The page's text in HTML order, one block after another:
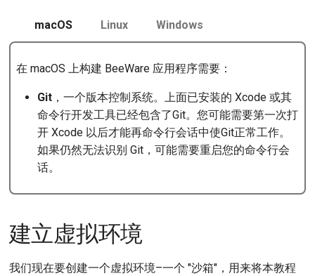
macOS Linux Windows
在 macOS 上构建 BeeWare 应用程序需要：
Git，一个版本控制系统。上面已安装的 Xcode 或其
命令行开发工具已经包含了Git。您可能需要第一次打
开 Xcode 以后才能再命令行会话中使Git正常工作。
如果仍然无法识别 Git，可能需要重启您的命令行会
话。
建立虚拟环境
我们现在要创建一个虚拟环境–一个 "沙箱"，用来将本教程